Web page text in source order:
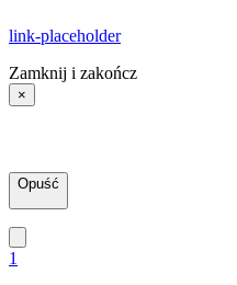
link-placeholder
Zamknij i zakończ
×
Opuść
1